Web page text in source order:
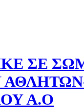
ΣΕ
Α.Ο